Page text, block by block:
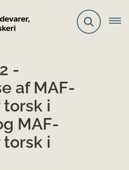
-
af MAF-
i
MAF-
i